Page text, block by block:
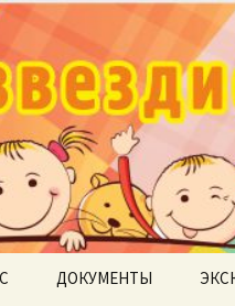
ДОКУМЕНТЫ